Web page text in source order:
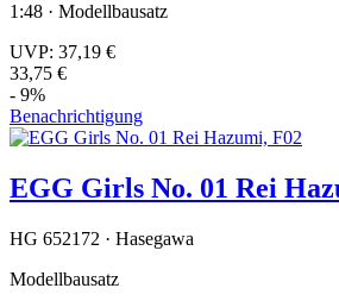
1:48 · Modellbausatz
UVP: 37,19 €
33,75 €
- 9%
Benachrichtigung
EGG Girls No. 01 Rei
HG 652172 · Hasegawa
Modellbausatz